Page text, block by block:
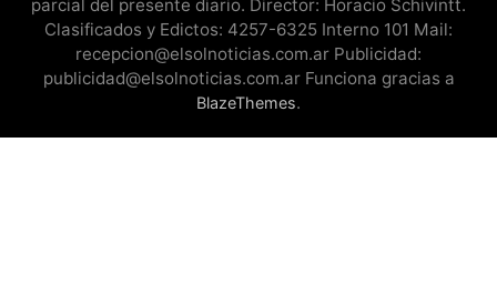
parcial del presente diario. Director: Horacio Schivintt.
Clasificados y Edictos: 4257-6325 Interno 101 Mail:
recepcion@elsolnoticias.com.ar Publicidad:
publicidad@elsolnoticias.com.ar Funciona gracias a
BlazeThemes.